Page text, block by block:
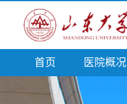
首页 医院概况